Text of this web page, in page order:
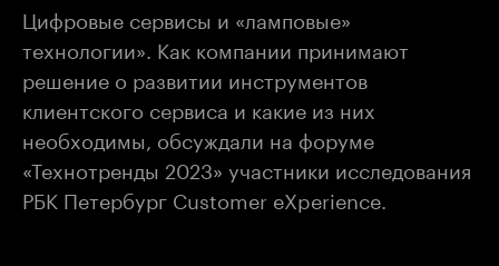
Цифровые сервисы и «ламповые»
технологии». Как компании принимают
решение о развитии инструментов
клиентского сервиса и какие из них
необходимы, обсуждали на форуме
«Технотренды 2023» участники исследования
РБК Петербург Customer eXperience.